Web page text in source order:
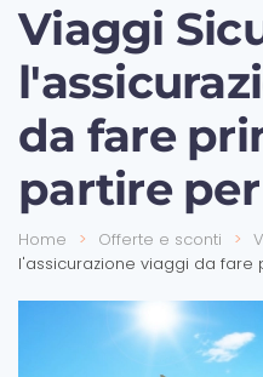
Viaggi
da fare
partire
Home Offerte e sconti
l'assicurazione viaggi da